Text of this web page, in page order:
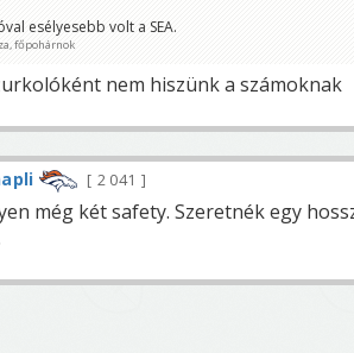
esélyesebb volt a SEA.
főpohárnok
nem hiszünk a számoknak
2 041
még két safety. Szeretnék egy